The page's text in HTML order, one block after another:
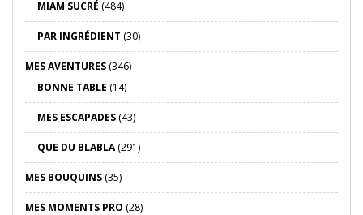
MIAM SUCRÉ (484)
PAR INGRÉDIENT (30)
MES AVENTURES (346)
BONNE TABLE (14)
MES ESCAPADES (43)
QUE DU BLABLA(291)
MES BOUQUINS (35)
MES MOMENTS PRO (28)